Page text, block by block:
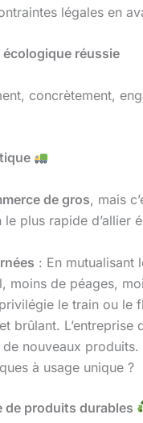
légales en
réussie
concrètement,
de gros, mais
plus rapide d’allier
: En mutualisant
de péages,
le train ou le
brûlant. L’entreprise
nouveaux
à usage unique ?
de produits durables